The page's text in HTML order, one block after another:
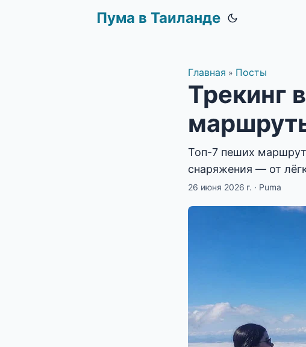
Пума в Таиланде
Главная » Посты
Трекинг
Топ-7 пеших
снаряжения — от
26 июня 2026 г. · Puma